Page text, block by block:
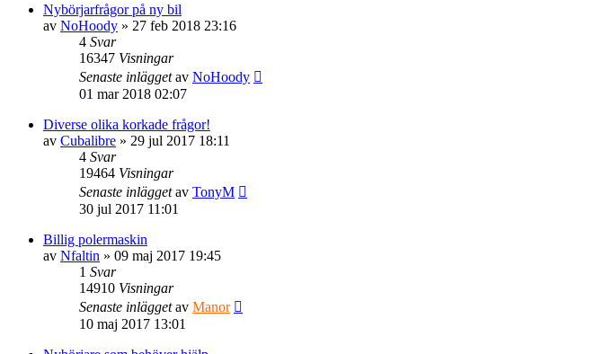
Nybörjarfrågor på ny bil
av NoHoody » 27 feb 2018 23:16
4 Svar
16347 Visningar
Senaste inläggetav NoHoody
01 mar 2018 02:07
Diverse olika korkade frågor!
av Cubalibre » 29 jul 2017 18:11
4 Svar
19464 Visningar
Senaste inläggetav TonyM
30 jul 2017 11:01
Billig polermaskin
av Nfaltin » 09 maj 2017 19:45
1 Svar
14910 Visningar
Senaste inläggetav Manor
10 maj 2017 13:01